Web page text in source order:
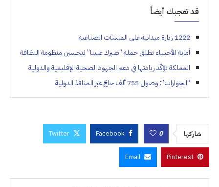
قد تعجبك أيضاً
1222 زيارة ميدانية على المنشآت الصناعية
أمانة الأحساء تطلق حملة “صبرك علينا” لتحسين منظومة النظافة
المملكة تؤكّد ريادتها في دعم الجهود الصحية الإقليمية والدولية
“الجوازات”: وصول 755 ألف حاجّ عبر المنافذ الدولية
شاركها 0
Facebook
Twitter
Pinterest
Email